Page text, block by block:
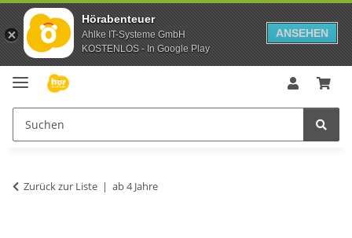
Hörabenteuer
Ahlke IT-Systeme GmbH
KOSTENLOS - In Google Play
ANSEHEN
Zurück zur Liste ab 4 Jahre